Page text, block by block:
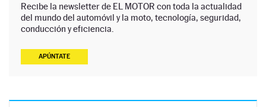
Recibe la newsletter de EL MOTOR con toda la actualidad
del mundo del automóvil y la moto, tecnología, seguridad,
conducción y eficiencia.
APÚNTATE